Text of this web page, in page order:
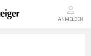
ANMELDEN